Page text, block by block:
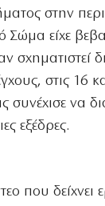
στην
Σώμα είχε
σχηματιστεί
στις 16
να
εξέδρες.
που δείχνει